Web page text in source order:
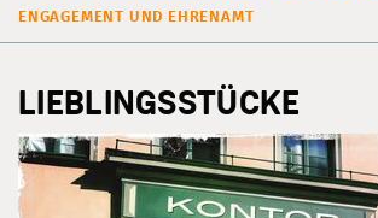
ENGAGEMENT UND EHRENAMT
LIEBLINGSSTÜCKE